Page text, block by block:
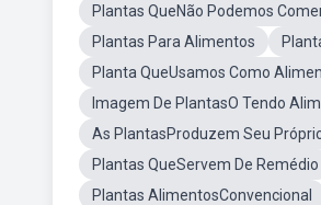
Plantas QueNão Podemos
Plantas Para Alimentos
Planta QueUsamos Como
Imagem De PlantasO Tendo
As PlantasProduzem Seu
Plantas QueServem De Remédio
Plantas AlimentosConvencional